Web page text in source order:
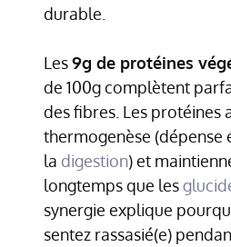
durable.
Les9g de protéines
de 100g complètent
des fibres. Les protéines
thermogenèse (dépense
la digestion) et
longtemps que les
synergie explique
sentez rassasié(e)